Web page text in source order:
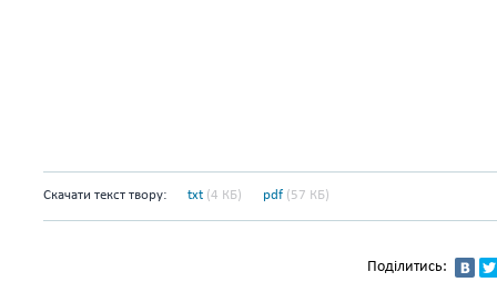
Скачати текст твору: txt (4 КБ) pdf (57 КБ)
Поділитись: